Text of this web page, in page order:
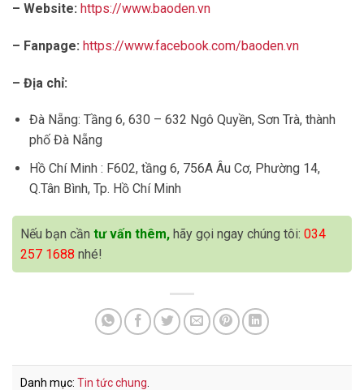
– Website: https://www.baoden.vn
– Fanpage: https://www.facebook.com/baoden.vn
– Địa chỉ:
Đà Nẵng: Tầng 6, 630 – 632 Ngô Quyền, Sơn Trà, thành
phố Đà Nẵng
Hồ Chí Minh : F602, tầng 6, 756A Âu Cơ, Phường 14,
Q.Tân Bình, Tp. Hồ Chí Minh
Nếu bạn cần tư vấn thêm, hãy gọi ngay chúng tôi: 034
257 1688 nhé!
Danh mục: Tin tức chung